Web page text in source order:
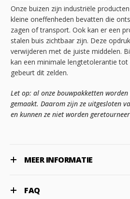
Onze buizen zijn industriële
kleine oneffenheden bevatten die
zagen of transport. Ook kan er een
stalen buis zichtbaar zijn. Deze
verwijderen met de juiste middelen.
kan een minimale lengtetolerantie
gebeurt dit zelden.
Let op: al onze bouwpakketten
gemaakt. Daarom zijn ze uitgesloten
en kunnen ze niet worden
MEER INFORMATIE
FAQ